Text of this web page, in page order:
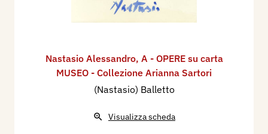
Nastasio Alessandro, A - OPERE su carta
MUSEO - Collezione Arianna Sartori
(Nastasio) Balletto
Visualizza scheda